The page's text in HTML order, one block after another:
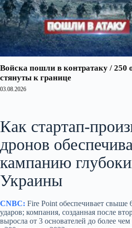
Войска пошли в контратаку / 250
стянуты к границе
03.08.2026
Как
дронов
кампанию
Украины
CNBC: Fire Point обеспечивает свыше
ударов; компания, созданная после
выросла от 3 основателей до более